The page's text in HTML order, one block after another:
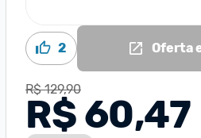
2 Oferta
R$ 129,90
R$ 60,47